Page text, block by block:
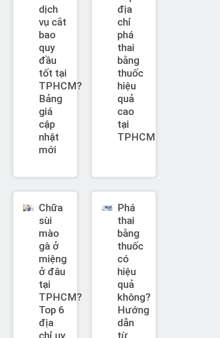
dịch
vụ cắt
bao
quy
đầu
tốt tại
TPHCM?
Bảng
giá
cập
nhật
mới
địa
chỉ
phá
thai
bằng
thuốc
hiệu
quả
cao
tại
TPHCM
Chữa
sùi
mào
gà ở
miệng
ở đâu
tại
TPHCM?
Top 6
địa
chỉ uy
Phá
thai
bằng
thuốc
có
hiệu
quả
không?
Hướng
dẫn
từ